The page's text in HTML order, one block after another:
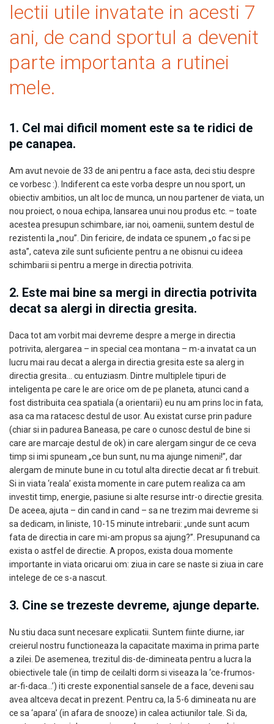
lectii utile invatate in acesti 7
ani, de cand sportul a devenit
parte importanta a rutinei
mele.
1. Cel mai dificil moment este sa te ridici de
pe canapea.
Am avut nevoie de 33 de ani pentru a face asta, deci stiu despre
ce vorbesc :). Indiferent ca este vorba despre un nou sport, un
obiectiv ambitios, un alt loc de munca, un nou partener de viata, un
nou proiect, o noua echipa, lansarea unui nou produs etc. – toate
acestea presupun schimbare, iar noi, oamenii, suntem destul de
rezistenti la „nou”. Din fericire, de indata ce spunem „o fac si pe
asta”, cateva zile sunt suficiente pentru a ne obisnui cu ideea
schimbarii si pentru a merge in directia potrivita.
2. Este mai bine sa mergi in directia potrivita
decat sa alergi in directia gresita.
Daca tot am vorbit mai devreme despre a merge in directia
potrivita, alergarea – in special cea montana – m-a invatat ca un
lucru mai rau decat a alerga in directia gresita este sa alerg in
directia gresita… cu entuziasm. Dintre multiplele tipuri de
inteligenta pe care le are orice om de pe planeta, atunci cand a
fost distribuita cea spatiala (a orientarii) eu nu am prins loc in fata,
asa ca ma ratacesc destul de usor. Au existat curse prin padure
(chiar si in padurea Baneasa, pe care o cunosc destul de bine si
care are marcaje destul de ok) in care alergam singur de ce ceva
timp si imi spuneam „ce bun sunt, nu ma ajunge nimeni!”, dar
alergam de minute bune in cu totul alta directie decat ar fi trebuit.
Si in viata ‘reala’ exista momente in care putem realiza ca am
investit timp, energie, pasiune si alte resurse intr-o directie gresita.
De aceea, ajuta – din cand in cand – sa ne trezim mai devreme si
sa dedicam, in liniste, 10-15 minute intrebarii: „unde sunt acum
fata de directia in care mi-am propus sa ajung?”. Presupunand ca
exista o astfel de directie. A propos, exista doua momente
importante in viata oricarui om: ziua in care se naste si ziua in care
intelege de ce s-a nascut.
3. Cine se trezeste devreme, ajunge departe.
Nu stiu daca sunt necesare explicatii. Suntem fiinte diurne, iar
creierul nostru functioneaza la capacitate maxima in prima parte
a zilei. De asemenea, trezitul dis-de-dimineata pentru a lucra la
obiectivele tale (in timp de ceilalti dorm si viseaza la ‘ce-frumos-
ar-fi-daca…’) iti creste exponential sansele de a face, deveni sau
avea altceva decat in prezent. Pentru ca, la 5-6 dimineata nu are
ce sa ‘apara’ (in afara de snooze) in calea actiunilor tale. Si da,